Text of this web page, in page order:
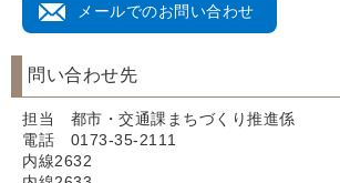
メールでのお問い合わせ
問い合わせ先
担当 都市・交通課まちづくり推進係
電話 0173-35-2111
内線2632